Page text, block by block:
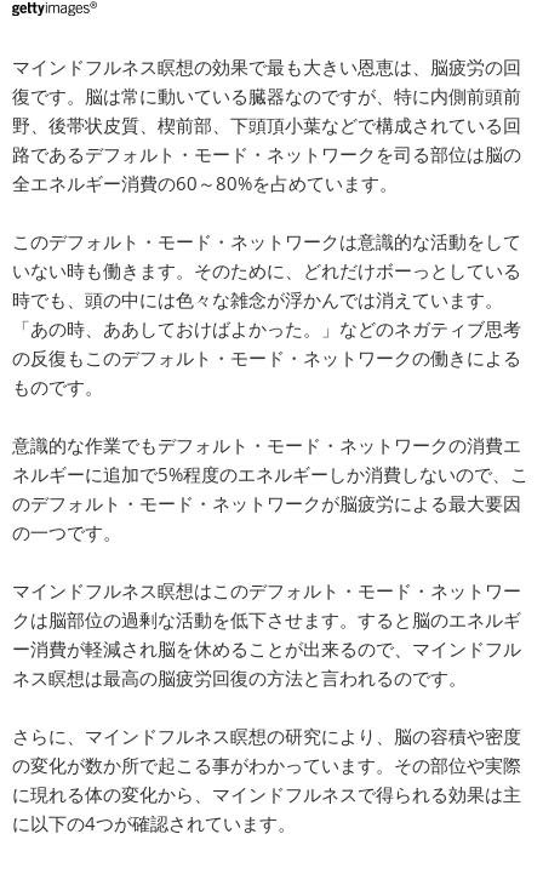
マインドフルネス瞑想の効果で最も大きい恩恵は、脳疲労の回
復です。脳は常に動いている臓器なのですが、特に内側前頭前
野、後帯状皮質、楔前部、下頭頂小葉などで構成されている回
路であるデフォルト・モード・ネットワークを司る部位は脳の
全エネルギー消費の60～80%を占めています。
このデフォルト・モード・ネットワークは意識的な活動をして
いない時も働きます。そのために、どれだけボーっとしている
時でも、頭の中には色々な雑念が浮かんでは消えています。
「あの時、ああしておけばよかった。」などのネガティブ思考
の反復もこのデフォルト・モード・ネットワークの働きによる
ものです。
意識的な作業でもデフォルト・モード・ネットワークの消費エ
ネルギーに追加で5%程度のエネルギーしか消費しないので、こ
のデフォルト・モード・ネットワークが脳疲労による最大要因
の一つです。
マインドフルネス瞑想はこのデフォルト・モード・ネットワー
クは脳部位の過剰な活動を低下させます。すると脳のエネルギ
ー消費が軽減され脳を休めることが出来るので、マインドフル
ネス瞑想は最高の脳疲労回復の方法と言われるのです。
さらに、マインドフルネス瞑想の研究により、脳の容積や密度
の変化が数か所で起こる事がわかっています。その部位や実際
に現れる体の変化から、マインドフルネスで得られる効果は主
に以下の4つが確認されています。